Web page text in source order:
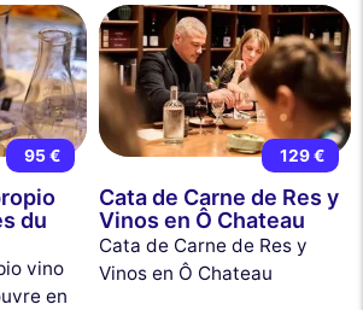
95 €
du
vino
en
129 €
Cata de Carne de Res y
Vinos en Ô Chateau
Cata de Carne de Res y
Vinos en Ô Chateau